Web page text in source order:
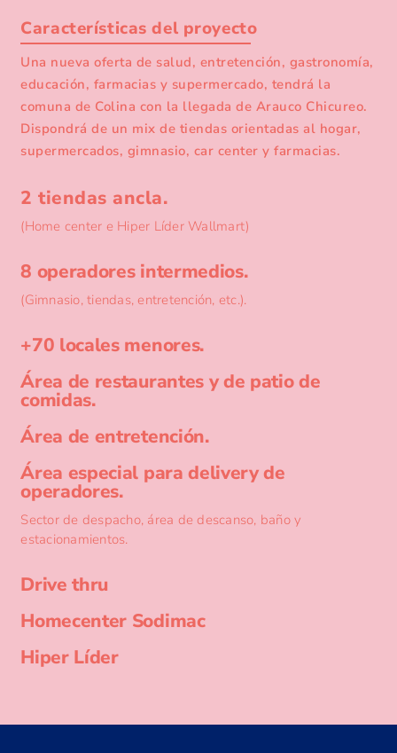
Características del proyecto
Una nueva oferta de salud, entretención, gastronomía,
educación, farmacias y supermercado, tendrá la
comuna de Colina con la llegada de Arauco Chicureo.
Dispondrá de un mix de tiendas orientadas al hogar,
supermercados, gimnasio, car center y farmacias.
2 tiendas ancla.
(Home center e Hiper Líder Wallmart)
8 operadores intermedios.
(Gimnasio, tiendas, entretención, etc.).
+70 locales menores.
Área de restaurantes y de patio de
comidas.
Área de entretención.
Área especial para delivery de
operadores.
Sector de despacho, área de descanso, baño y
estacionamientos.
Drive thru
Homecenter Sodimac
Hiper Líder